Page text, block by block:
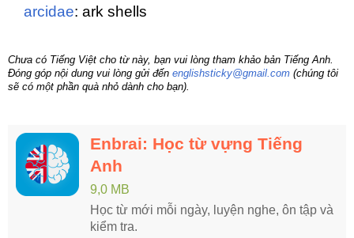
arcidae: ark shells
Chưa có Tiếng Việt cho từ này, bạn vui lòng tham khảo bản Tiếng Anh.
Đóng góp nội dung vui lòng gửi đến englishsticky@gmail.com (chúng tôi
sẽ có một phần quà nhỏ dành cho bạn).
Enbrai: Học từ vựng Tiếng
Anh
9,0 MB
Học từ mới mỗi ngày, luyện nghe, ôn tập và
kiểm tra.